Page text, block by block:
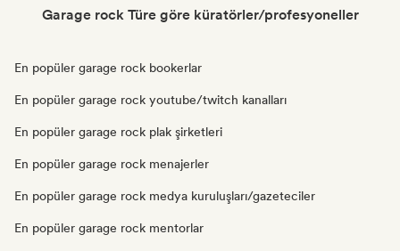
Garage rock Türe göre küratörler/profesyoneller
En popüler garage rock bookerlar
En popüler garage rock youtube/twitch kanalları
En popüler garage rock plak şirketleri
En popüler garage rock menajerler
En popüler garage rock medya kuruluşları/gazeteciler
En popüler garage rock mentorlar